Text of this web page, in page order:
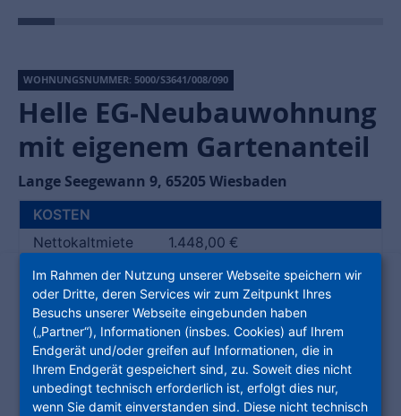
WOHNUNGSNUMMER: 5000/S3641/008/090
Helle EG-Neubauwohnung
mit eigenem Gartenanteil
Lange Seegewann 9, 65205 Wiesbaden
KOSTEN
Nettokaltmiete
1.448,00 €
Nebenkosten
162,00 €
Heizkosten
170,00 €
Gesamtmiete
(brutto)
1.780,00 €
Kaution
4.344,00 €
GEBÄUDE
Im Rahmen der Nutzung unserer Webseite speichern wir
oder Dritte, deren Services wir zum Zeitpunkt Ihres
Besuchs unserer Webseite eingebunden haben
(„Partner“), Informationen (insbes. Cookies) auf Ihrem
Endgerät und/oder greifen auf Informationen, die in
Ihrem Endgerät gespeichert sind, zu. Soweit dies nicht
unbedingt technisch erforderlich ist, erfolgt dies nur,
wenn Sie damit einverstanden sind. Diese nicht technisch